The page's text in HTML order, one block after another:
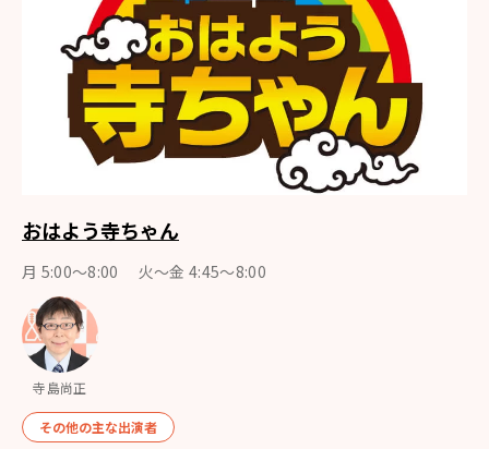
おはよう寺ちゃん
月 5:00～8:00 火～金 4:45～8:00
寺島尚正
その他の主な出演者